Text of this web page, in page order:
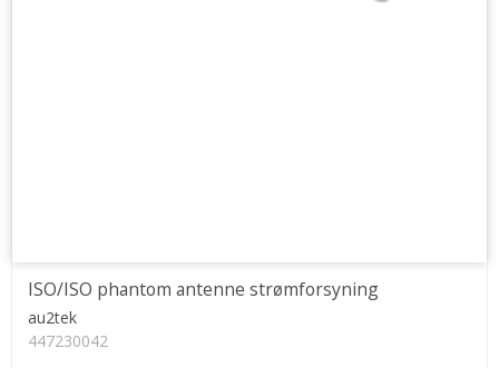
ISO/ISO phantom antenne strømforsyning
au2tek
447230042